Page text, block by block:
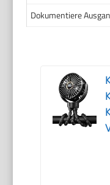
Dokumentiere